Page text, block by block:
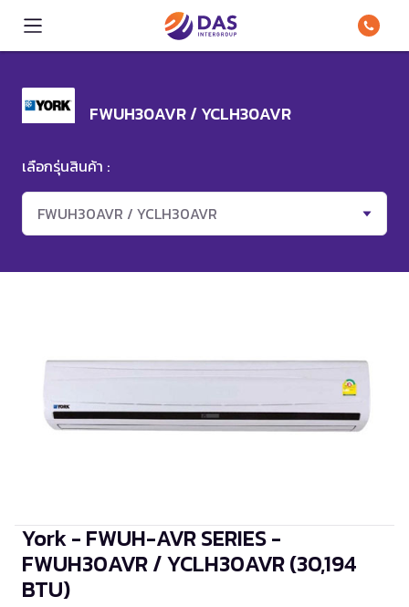
FWUH30AVR / YCLH30AVR
เลือกรุ่นสินค้า :
FWUH30AVR / YCLH30AVR
York - FWUH-AVR SERIES -
FWUH30AVR / YCLH30AVR(30,194
BTU)